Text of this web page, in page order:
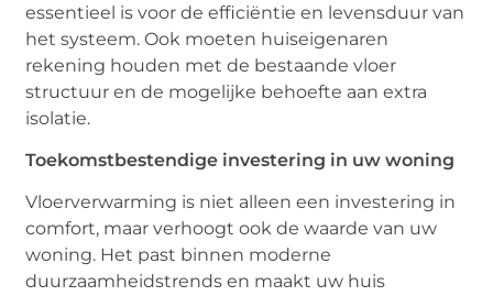
essentieel is voor de efficiëntie en levensduur van
het systeem. Ook moeten huiseigenaren
rekening houden met de bestaande vloer
structuur en de mogelijke behoefte aan extra
isolatie.
Toekomstbestendige investering in uw woning
Vloerverwarming is niet alleen een investering in
comfort, maar verhoogt ook de waarde van uw
woning. Het past binnen moderne
duurzaamheidstrends en maakt uw huis